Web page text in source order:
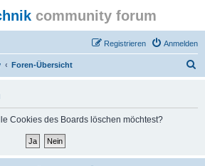
community forum
Anmelden
Registrieren
Foren-Übersicht
Cookies des Boards löschen möchtest?